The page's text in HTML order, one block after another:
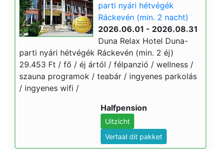
parti nyári hétvégék
Ráckevén (min. 2 nacht)
2026.06.01 - 2026.08.31
Duna Relax Hotel Duna-
parti nyári hétvégék Ráckevén (min. 2 éj)
29.453 Ft / fő / éj ártól / félpanzió / wellness /
szauna programok / teabár / ingyenes parkolás
/ ingyenes wifi /
Halfpension
Uitzicht
Vertaal dit pakket